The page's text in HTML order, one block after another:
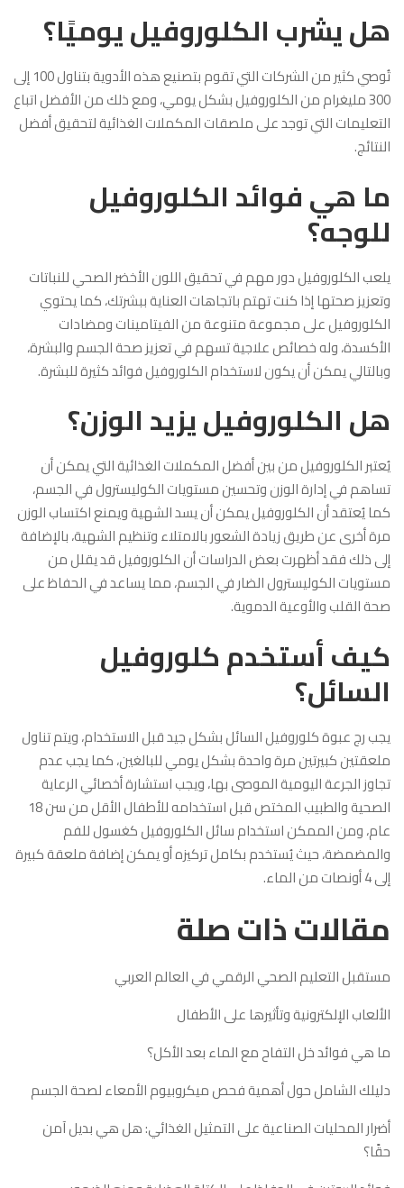
هل يشرب الكلوروفيل يوميًا؟
تُوصي كثير من الشركات التي تقوم بتصنيع هذه الأدوية بتناول 100 إلى
300 مليغرام من الكلوروفيل بشكل يومي، ومع ذلك من الأفضل اتباع
التعليمات التي توجد على ملصقات المكملات الغذائية لتحقيق أفضل
النتائج.
ما هي فوائد الكلوروفيل
للوجه؟
يلعب الكلوروفيل دور مهم في تحقيق اللون الأخضر الصحي للنباتات
وتعزيز صحتها إذا كنت تهتم باتجاهات العناية ببشرتك، كما يحتوي
الكلوروفيل على مجموعة متنوعة من الفيتامينات ومضادات
الأكسدة، وله خصائص علاجية تسهم في تعزيز صحة الجسم والبشرة،
وبالتالي يمكن أن يكون لاستخدام الكلوروفيل فوائد كثيرة للبشرة.
هل الكلوروفيل يزيد الوزن؟
يُعتبر الكلوروفيل من بين أفضل المكملات الغذائية التي يمكن أن
تساهم في إدارة الوزن وتحسين مستويات الكوليسترول في الجسم،
كما يُعتقد أن الكلوروفيل يمكن أن يسد الشهية ويمنع اكتساب الوزن
مرة أخرى عن طريق زيادة الشعور بالامتلاء وتنظيم الشهية، بالإضافة
إلى ذلك فقد أظهرت بعض الدراسات أن الكلوروفيل قد يقلل من
مستويات الكوليسترول الضار في الجسم، مما يساعد في الحفاظ على
صحة القلب والأوعية الدموية.
كيف أستخدم كلوروفيل
السائل؟
يجب رج عبوة كلوروفيل السائل بشكل جيد قبل الاستخدام، ويتم تناول
ملعقتين كبيرتين مرة واحدة بشكل يومي للبالغين، كما يجب عدم
تجاوز الجرعة اليومية الموصى بها، ويجب استشارة أخصائي الرعاية
الصحية والطبيب المختص قبل استخدامه للأطفال الأقل من سن 18
عام، ومن الممكن استخدام سائل الكلوروفيل كغسول للفم
والمضمضة، حيث يُستخدم بكامل تركيزه أو يمكن إضافة ملعقة كبيرة
إلى 4 أونصات من الماء.
مقالات ذات صلة
مستقبل التعليم الصحي الرقمي في العالم العربي
الألعاب الإلكترونية وتأثيرها على الأطفال
ما هي فوائد خل التفاح مع الماء بعد الأكل؟
دليلك الشامل حول أهمية فحص ميكروبيوم الأمعاء لصحة الجسم
أضرار المحليات الصناعية على التمثيل الغذائي: هل هي بديل آمن
حقًا؟